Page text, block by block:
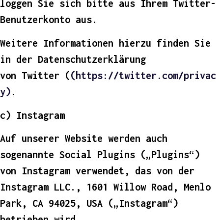
loggen Sie sich bitte aus Ihrem Twitter-
Benutzerkonto aus.
Weitere Informationen hierzu finden Sie
in der Datenschutzerklärung
von Twitter ((https://twitter.com/privac
y) .
c) Instagram
Auf unserer Website werden auch
sogenannte Social Plugins („Plugins“)
von Instagram verwendet, das von der
Instagram LLC., 1601 Willow Road, Menlo
Park, CA 94025, USA („Instagram“)